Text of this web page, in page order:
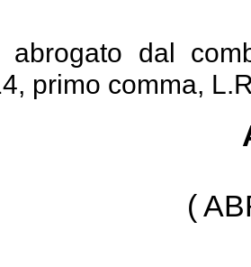
abrogato dal
primo comma,
(